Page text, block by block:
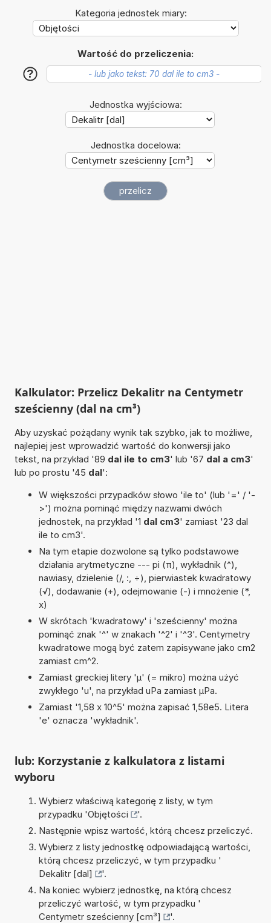
Kategoria jednostek miary:
Wartość do przeliczenia:
?
Jednostka wyjściowa:
Jednostka docelowa:
Kalkulator: Przelicz Dekalitr na Centymetr
sześcienny (dal na cm³)
Aby uzyskać pożądany wynik tak szybko, jak to możliwe,
najlepiej jest wprowadzić wartość do konwersji jako
tekst, na przykład '89 dal ile to cm3' lub '67 dal a cm3'
lub po prostu '45 dal':
W większości przypadków słowo 'ile to' (lub '=' / '-
>') można pominąć między nazwami dwóch
jednostek, na przykład '1 dal cm3' zamiast '23 dal
ile to cm3'.
Na tym etapie dozwolone są tylko podstawowe
działania arytmetyczne --- pi (π), wykładnik (^),
nawiasy, dzielenie (/, :, ÷), pierwiastek kwadratowy
(√), dodawanie (+), odejmowanie (-) i mnożenie (*,
x)
W skrótach 'kwadratowy' i 'sześcienny' można
pominąć znak '^' w znakach '^2' i '^3'. Centymetry
kwadratowe mogą być zatem zapisywane jako cm2
zamiast cm^2.
Zamiast greckiej litery 'µ' (= mikro) można użyć
zwykłego 'u', na przykład uPa zamiast µPa.
Zamiast '1,58 x 10^5' można zapisać 1,58e5. Litera
'e' oznacza 'wykładnik'.
lub: Korzystanie z kalkulatora z listami
wyboru
Wybierz właściwą kategorię z listy, w tym
przypadku 'Objętości
'.
Następnie wpisz wartość, którą chcesz przeliczyć.
Wybierz z listy jednostkę odpowiadającą wartości,
którą chcesz przeliczyć, w tym przypadku '
Dekalitr [dal]
'.
Na koniec wybierz jednostkę, na którą chcesz
przeliczyć wartość, w tym przypadku '
Centymetr sześcienny [cm³]
'.